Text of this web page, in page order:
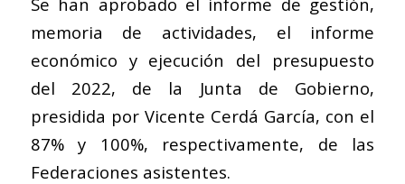
memoria de actividades, el informe
económico y ejecución del presupuesto
del 2022, de la Junta de Gobierno,
presidida por Vicente Cerdá García, con el
87% y 100%, respectivamente, de las
Federaciones asistentes.